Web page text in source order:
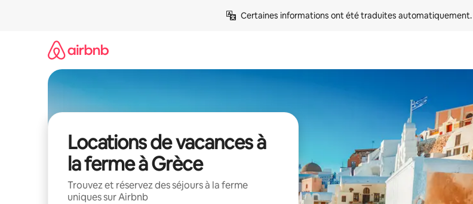
Certaines informations ont été traduites automatiquement.
Locations de vacances à
la ferme à Grèce
Trouvez et réservez des séjours à la ferme
uniques sur Airbnb